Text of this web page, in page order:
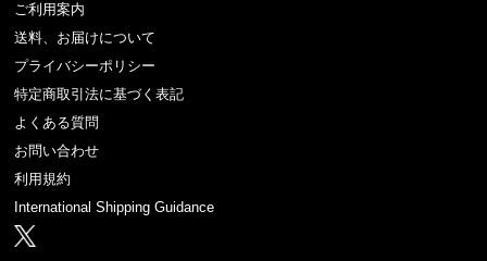
ご利用案内
送料、お届けについて
プライバシーポリシー
特定商取引法に基づく表記
よくある質問
お問い合わせ
利用規約
International Shipping Guidance